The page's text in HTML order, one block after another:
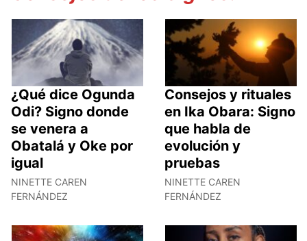
¿Qué dice Ogunda
Odi? Signo donde
se venera a
Obatalá y Oke por
igual
NINETTE CAREN
FERNÁNDEZ
Consejos y rituales
en Ika Obara: Signo
que habla de
evolución y
pruebas
NINETTE CAREN
FERNÁNDEZ